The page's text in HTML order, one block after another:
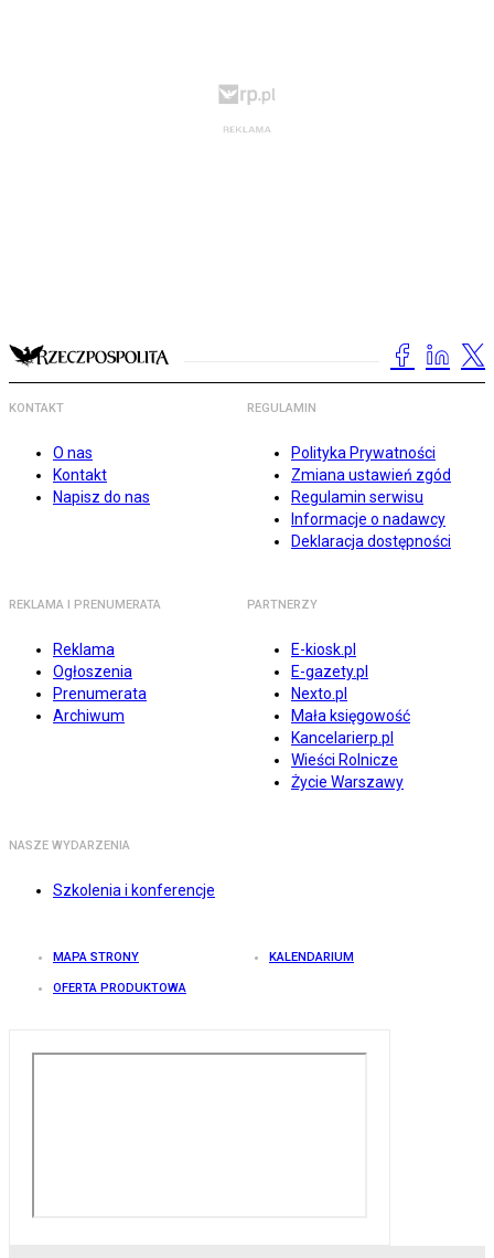
KONTAKT
O nas
Kontakt
Napisz do nas
REGULAMIN
Polityka Prywatności
Zmiana ustawień zgód
Regulamin serwisu
Informacje o nadawcy
Deklaracja dostępności
REKLAMA I PRENUMERATA
Reklama
Ogłoszenia
Prenumerata
Archiwum
PARTNERZY
E-kiosk.pl
E-gazety.pl
Nexto.pl
Mała księgowość
Kancelarierp.pl
Wieści Rolnicze
Życie Warszawy
NASZE WYDARZENIA
Szkolenia i konferencje
MAPA STRONY KALENDARIUM
OFERTA PRODUKTOWA